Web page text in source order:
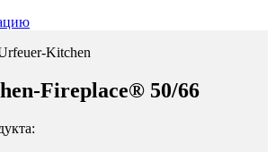
Kitchen
Fireplace® 50/66